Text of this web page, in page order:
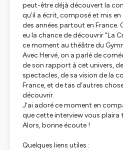
peut-être déjà découvert la
qu’il a écrit, composé et mis
des années partout en France.
eu la chance de découvrir "La
ce moment au théâtre du
Avec Hervé, on a parlé de
de son rapport à cet univers,
spectacles, de sa vision de la
France, et de tas d’autres
découvrir.
J’ai adoré ce moment en
que cette interview vous plaira
Alors, bonne écoute !
Quelques liens utiles :